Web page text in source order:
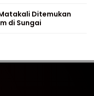
Ditemukan
di Sungai